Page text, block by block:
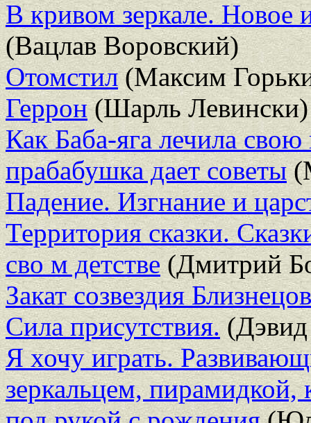
В кривом зеркале. Новое
(Вацлав Воровский)
Отомстил(Максим
Геррон(Шарль Левински)
Как Баба-яга лечила
прабабушка дает советы
Падение. Изгнание и
Территория сказки.
сво м детстве(Дмитрий
Закат созвездия Близнецов
Сила присутствия.(Дэвид
Я хочу играть.
зеркальцем,